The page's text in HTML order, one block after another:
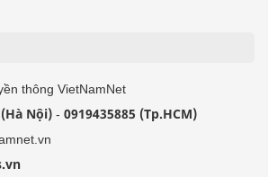
thông VietNamNet
Nội) - 0919435885 (Tp.HCM)